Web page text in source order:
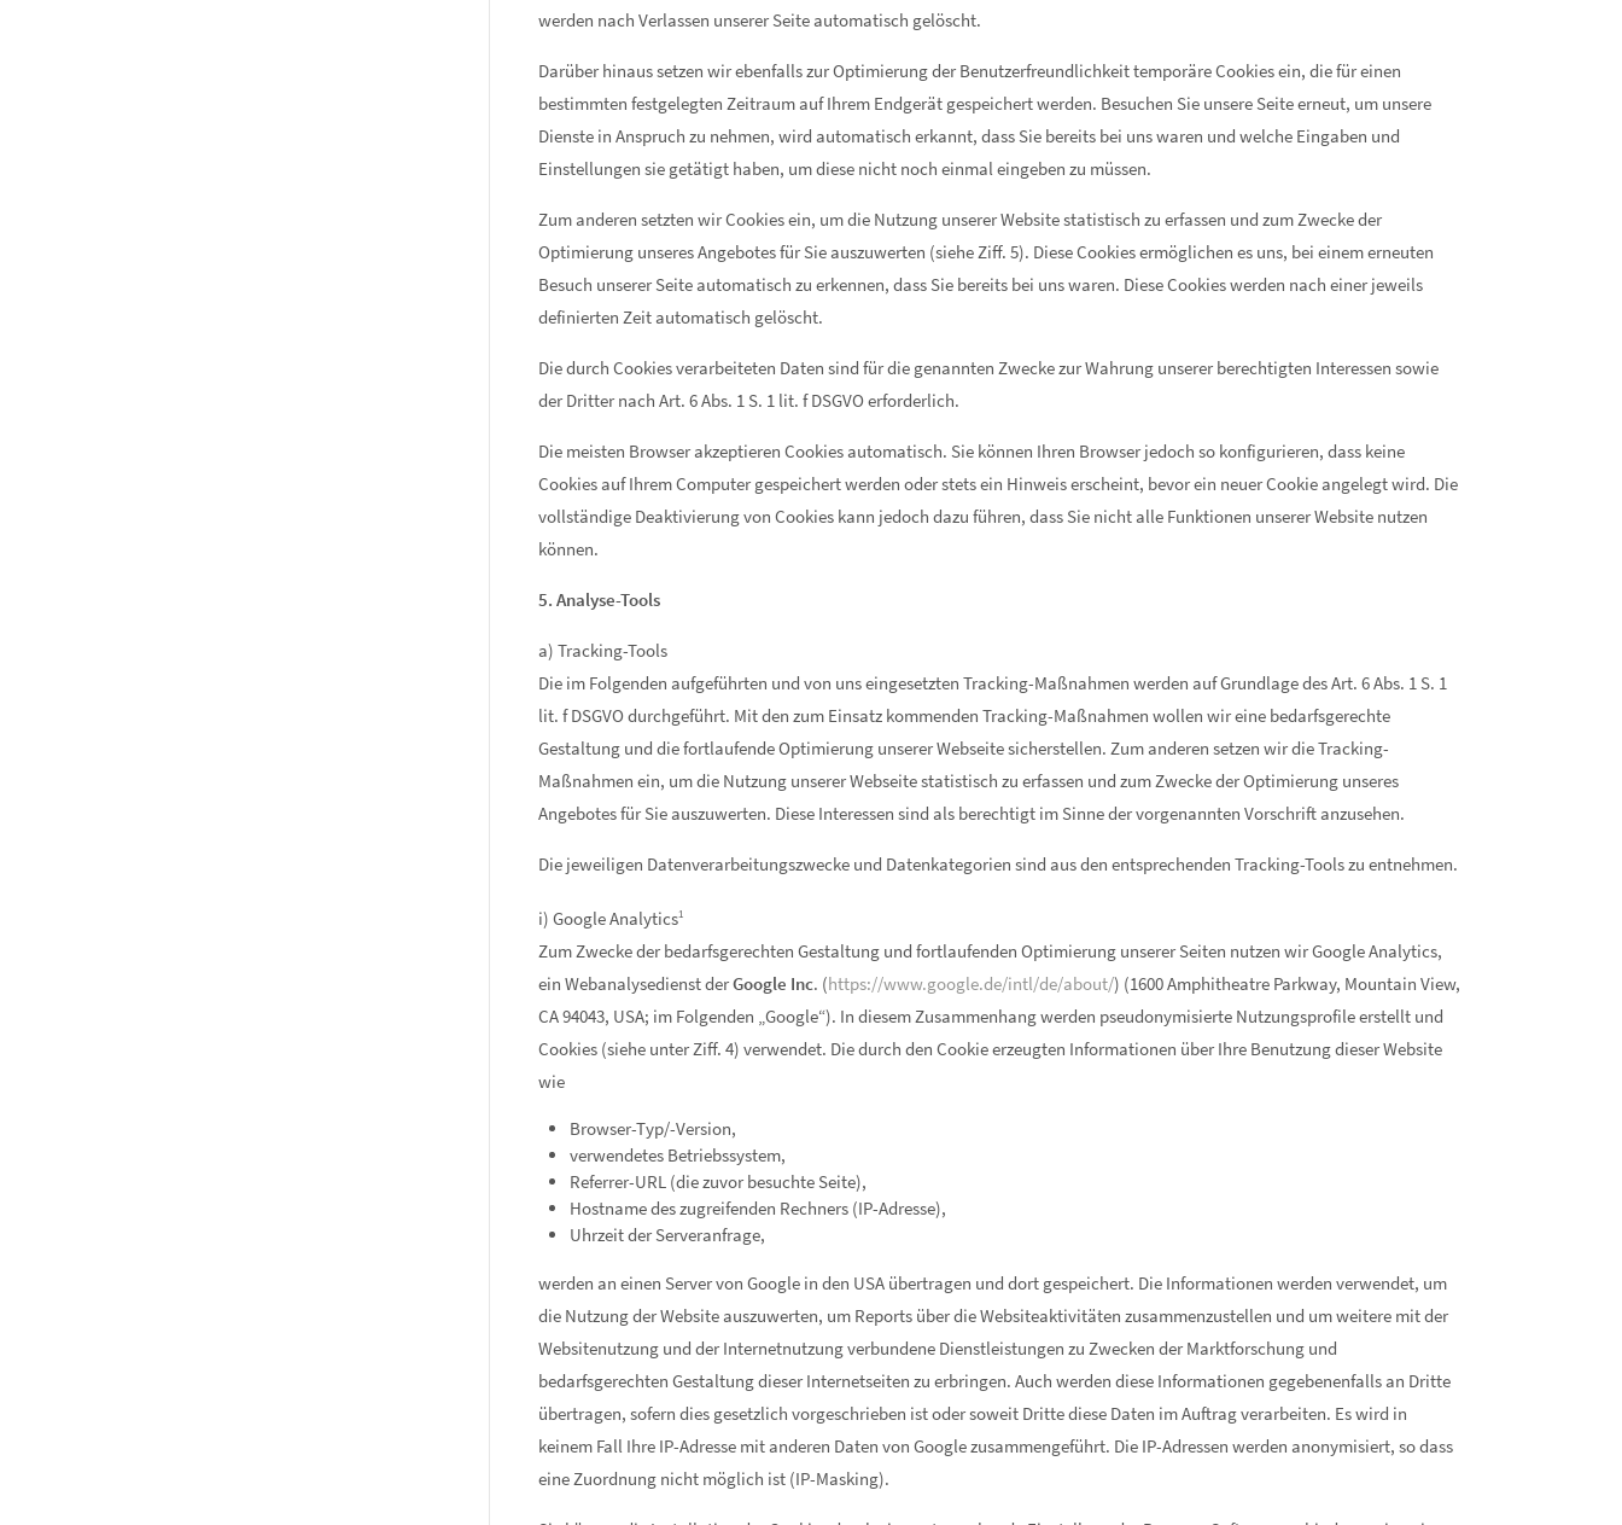
werden nach Verlassen unserer Seite automatisch gelöscht.
Darüber hinaus setzen wir ebenfalls zur Optimierung der Benutzerfreundlichkeit temporäre Cookies ein, die für einen
bestimmten festgelegten Zeitraum auf Ihrem Endgerät gespeichert werden. Besuchen Sie unsere Seite erneut, um unsere
Dienste in Anspruch zu nehmen, wird automatisch erkannt, dass Sie bereits bei uns waren und welche Eingaben und
Einstellungen sie getätigt haben, um diese nicht noch einmal eingeben zu müssen.
Zum anderen setzten wir Cookies ein, um die Nutzung unserer Website statistisch zu erfassen und zum Zwecke der
Optimierung unseres Angebotes für Sie auszuwerten (siehe Ziff. 5). Diese Cookies ermöglichen es uns, bei einem erneuten
Besuch unserer Seite automatisch zu erkennen, dass Sie bereits bei uns waren. Diese Cookies werden nach einer jeweils
definierten Zeit automatisch gelöscht.
Die durch Cookies verarbeiteten Daten sind für die genannten Zwecke zur Wahrung unserer berechtigten Interessen sowie
der Dritter nach Art. 6 Abs. 1 S. 1 lit. f DSGVO erforderlich.
Die meisten Browser akzeptieren Cookies automatisch. Sie können Ihren Browser jedoch so konfigurieren, dass keine
Cookies auf Ihrem Computer gespeichert werden oder stets ein Hinweis erscheint, bevor ein neuer Cookie angelegt wird. Die
vollständige Deaktivierung von Cookies kann jedoch dazu führen, dass Sie nicht alle Funktionen unserer Website nutzen
können.
5. Analyse-Tools
a) Tracking-Tools
Die im Folgenden aufgeführten und von uns eingesetzten Tracking-Maßnahmen werden auf Grundlage des Art. 6 Abs. 1 S. 1
lit. f DSGVO durchgeführt. Mit den zum Einsatz kommenden Tracking-Maßnahmen wollen wir eine bedarfsgerechte
Gestaltung und die fortlaufende Optimierung unserer Webseite sicherstellen. Zum anderen setzen wir die Tracking-
Maßnahmen ein, um die Nutzung unserer Webseite statistisch zu erfassen und zum Zwecke der Optimierung unseres
Angebotes für Sie auszuwerten. Diese Interessen sind als berechtigt im Sinne der vorgenannten Vorschrift anzusehen.
Die jeweiligen Datenverarbeitungszwecke und Datenkategorien sind aus den entsprechenden Tracking-Tools zu entnehmen.
i) Google Analytics1
Zum Zwecke der bedarfsgerechten Gestaltung und fortlaufenden Optimierung unserer Seiten nutzen wir Google Analytics,
ein Webanalysedienst derGoogle Inc. (https://www.google.de/intl/de/about/) (1600 Amphitheatre Parkway, Mountain View,
CA 94043, USA; im Folgenden „Google“). In diesem Zusammenhang werden pseudonymisierte Nutzungsprofile erstellt und
Cookies (siehe unter Ziff. 4) verwendet. Die durch den Cookie erzeugten Informationen über Ihre Benutzung dieser Website
wie
Browser-Typ/-Version,
verwendetes Betriebssystem,
Referrer-URL (die zuvor besuchte Seite),
Hostname des zugreifenden Rechners (IP-Adresse),
Uhrzeit der Serveranfrage,
werden an einen Server von Google in den USA übertragen und dort gespeichert. Die Informationen werden verwendet, um
die Nutzung der Website auszuwerten, um Reports über die Websiteaktivitäten zusammenzustellen und um weitere mit der
Websitenutzung und der Internetnutzung verbundene Dienstleistungen zu Zwecken der Marktforschung und
bedarfsgerechten Gestaltung dieser Internetseiten zu erbringen. Auch werden diese Informationen gegebenenfalls an Dritte
übertragen, sofern dies gesetzlich vorgeschrieben ist oder soweit Dritte diese Daten im Auftrag verarbeiten. Es wird in
keinem Fall Ihre IP-Adresse mit anderen Daten von Google zusammengeführt. Die IP-Adressen werden anonymisiert, so dass
eine Zuordnung nicht möglich ist (IP-Masking).